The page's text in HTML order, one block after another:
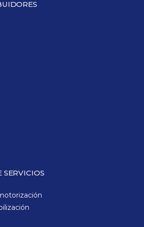
SERVICIOS